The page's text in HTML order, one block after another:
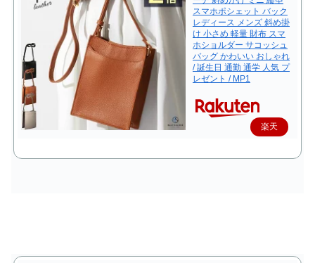
スマホポシェット バック
レディース メンズ 斜め掛
け 小さめ 軽量 財布 スマ
ホショルダー サコッシュ
バッグ かわいい おしゃれ
/ 誕生日 通勤 通学 人気 プ
レゼント / MP1
楽天